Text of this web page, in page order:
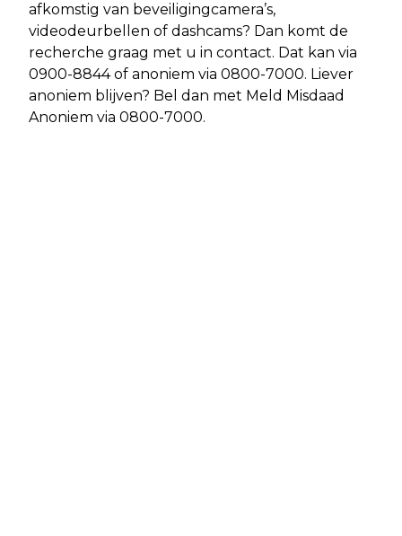
afkomstig van beveiligingcamera’s,
videodeurbellen of dashcams? Dan komt de
recherche graag met u in contact. Dat kan via
0900-8844 of anoniem via 0800-7000. Liever
anoniem blijven? Bel dan met Meld Misdaad
Anoniem via 0800-7000.